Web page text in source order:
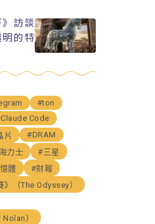
訪談
的特
#ton
Code
片
#DRAM
力士
#三星
體
#財報
》（The Odyssey）
）